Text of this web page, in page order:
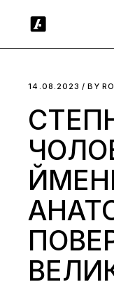
14.08.2023 BY